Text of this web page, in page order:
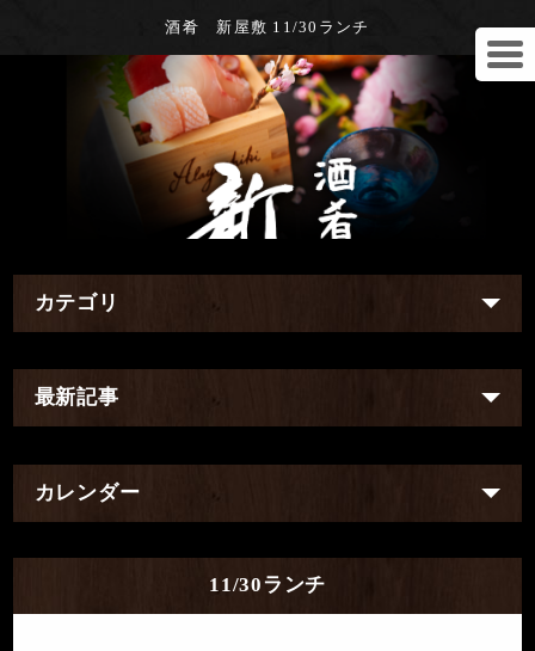
酒肴 新屋敷 11/30ランチ
カテゴリ
最新記事
カレンダー
11/30ランチ